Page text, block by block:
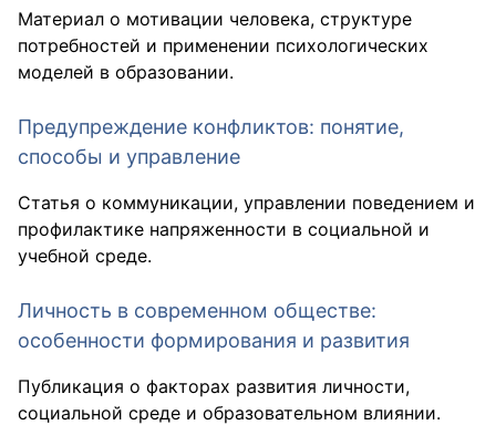
Материал о мотивации человека, структуре
потребностей и применении психологических
моделей в образовании.
Предупреждение конфликтов: понятие,
способы и управление
Статья о коммуникации, управлении поведением и
профилактике напряженности в социальной и
учебной среде.
Личность в современном обществе:
особенности формирования и развития
Публикация о факторах развития личности,
социальной среде и образовательном влиянии.